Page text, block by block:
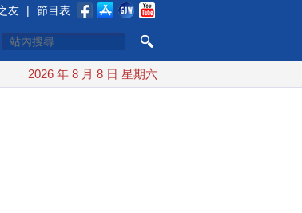
友 | 節目表
台灣 最快9日可能登陸中國
2026 年 8 月 8 日 星期六